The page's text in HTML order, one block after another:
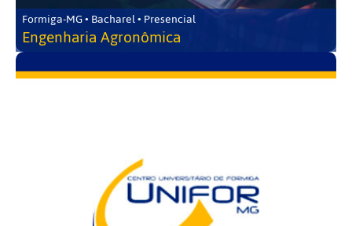
Formiga-MG • Bacharel • Presencial
Engenharia Agronômica